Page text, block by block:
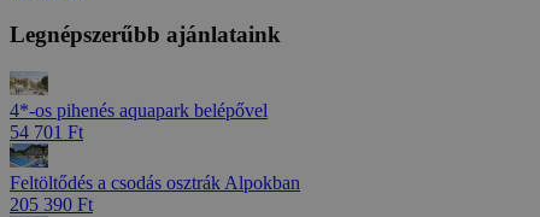
Legnépszerűbb ajánlataink
4*-os pihenés aquapark belépővel
54 701 Ft
Feltöltődés a csodás osztrák Alpokban
205 390 Ft